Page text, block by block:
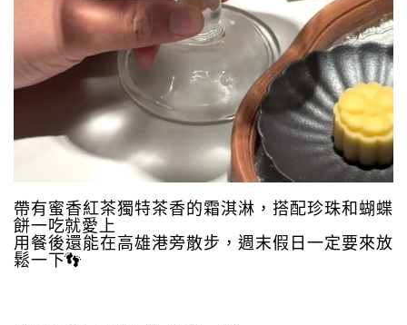
帶有蜜香紅茶獨特茶香的霜淇淋，搭配珍珠和蝴蝶
餅一吃就愛上
用餐後還能在高雄港旁散步，週末假日一定要來放
鬆一下👣